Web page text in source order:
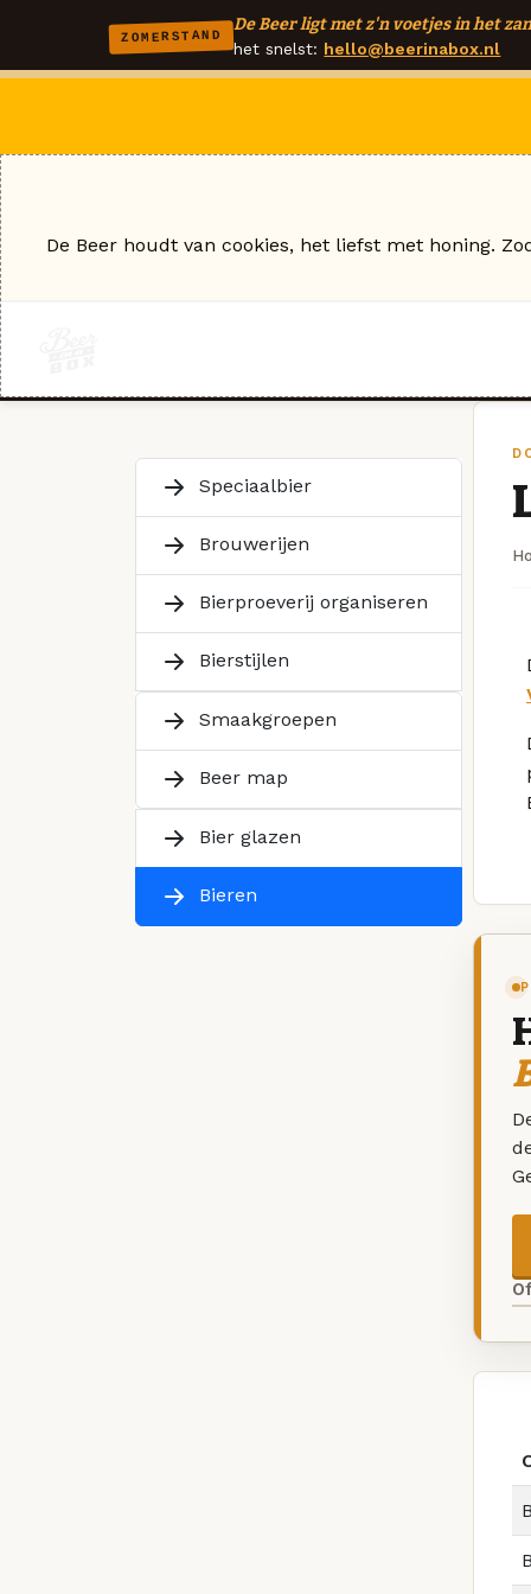
ZOMERSTAND
De Beer ligt met z'n voetjes in het
het snelst: hello@beerinabox.nl
Speciaalbier
Brouwerijen
Bierproeverij organiseren
Bierstijlen
Smaakgroepen
Beer map
Bier glazen
Bieren
De Beer houdt van cookies, het liefst met honing.